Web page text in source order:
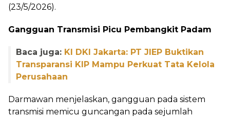
(23/5/2026).
Gangguan Transmisi Picu Pembangkit Padam
Baca juga: KI DKI Jakarta: PT JIEP Buktikan
Transparansi KIP Mampu Perkuat Tata Kelola
Perusahaan
Darmawan menjelaskan, gangguan pada sistem
transmisi memicu guncangan pada sejumlah